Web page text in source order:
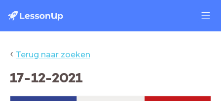
‹ Terug naar zoeken
17-12-2021